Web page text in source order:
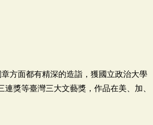
方面都有精深的造詣，獲國立政治大學
獎等臺灣三大文藝獎，作品在美、加、